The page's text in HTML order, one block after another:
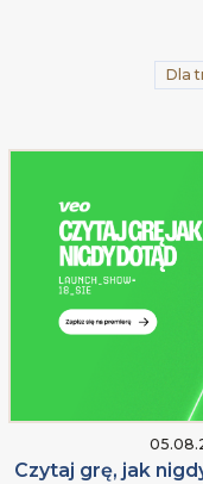
Dla
Czytaj grę, jak